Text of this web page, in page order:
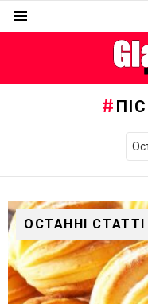
ОСТАННІ СТАТТІ